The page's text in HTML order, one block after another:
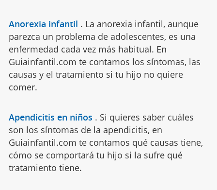
Anorexia infantil . La anorexia infantil, aunque
parezca un problema de adolescentes, es una
enfermedad cada vez más habitual. En
Guiainfantil.com te contamos los síntomas, las
causas y el tratamiento si tu hijo no quiere
comer.
Apendicitis en niños . Si quieres saber cuáles
son los síntomas de la apendicitis, en
Guiainfantil.com te contamos qué causas tiene,
cómo se comportará tu hijo si la sufre qué
tratamiento tiene.